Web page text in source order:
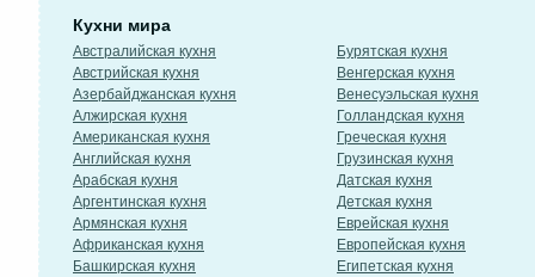
Кухни мира
Австралийская кухня
Австрийская кухня
Азербайджанская кухня
Алжирская кухня
Американская кухня
Английская кухня
Арабская кухня
Аргентинская кухня
Армянская кухня
Африканская кухня
Башкирская кухня
Бурятская кухня
Венгерская кухня
Венесуэльская кухня
Голландская кухня
Греческая кухня
Грузинская кухня
Датская кухня
Детская кухня
Еврейская кухня
Европейская кухня
Египетская кухня